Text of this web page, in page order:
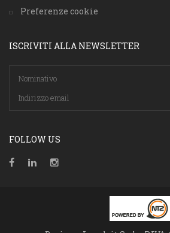
Preferenze cookie
ISCRIVITI ALLA NEWSLETTER
FOLLOW US